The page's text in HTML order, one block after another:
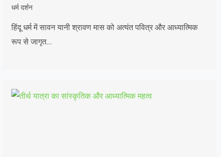
धर्म दर्शन
हिंदू धर्म में सावन यानी श्रावण मास को अत्यंत पवित्र और आध्यात्मिक
रूप से जागृत…